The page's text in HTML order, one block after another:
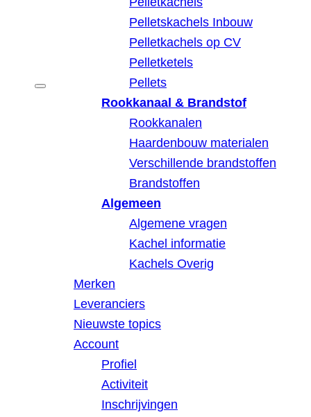
Pelletskachels Inbouw
Pelletkachels op CV
Pelletketels
Pellets
Rookkanaal & Brandstof
Rookkanalen
Haardenbouw materialen
Verschillende brandstoffen
Brandstoffen
Algemeen
Algemene vragen
Kachel informatie
Kachels Overig
Merken
Leveranciers
Nieuwste topics
Account
Profiel
Activiteit
Inschrijvingen